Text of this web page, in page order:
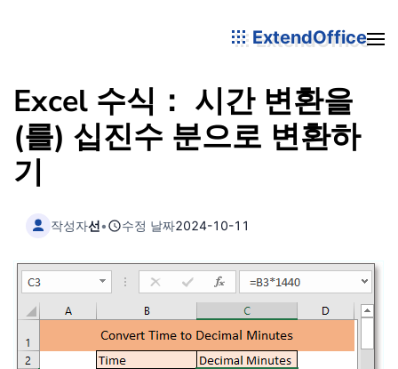
ExtendOffice
Excel 수식： 시간 변환을
(를) 십진수 분으로 변환하
기
작성자선• 수정 날짜2024-10-11